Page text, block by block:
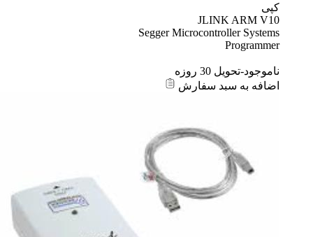
کپی
JLINK ARM V10
Segger Microcontroller Systems
Programmer
ناموجود-تحویل 30 روزه
اضافه به سبد سفارش